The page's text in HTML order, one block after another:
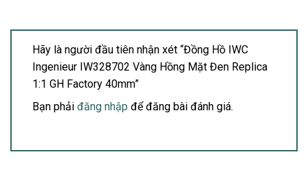
Hãy là người đầu tiên nhận xét “Đồng Hồ IWC
Ingenieur IW328702 Vàng Hồng Mặt Đen Replica
1:1 GH Factory 40mm”
Bạn phải đăng nhập để đăng bài đánh giá.